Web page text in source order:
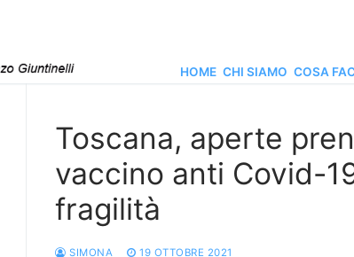
HOME CHI SIAMO COSA
Toscana, aperte
vaccino anti Covid-
fragilità
SIMONA 19 OTTOBRE 2021